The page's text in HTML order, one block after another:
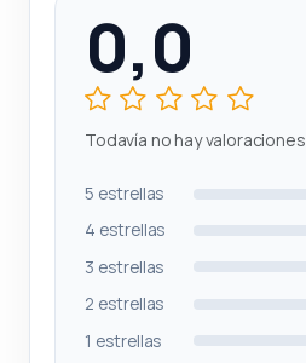
0,0
Todavía no hay valoraciones
5 estrellas
4 estrellas
3 estrellas
2 estrellas
1 estrellas